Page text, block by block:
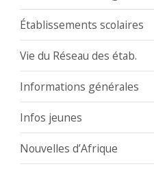
Établissements scolaires
Vie du Réseau des étab.
Informations générales
Infos jeunes
Nouvelles d’Afrique